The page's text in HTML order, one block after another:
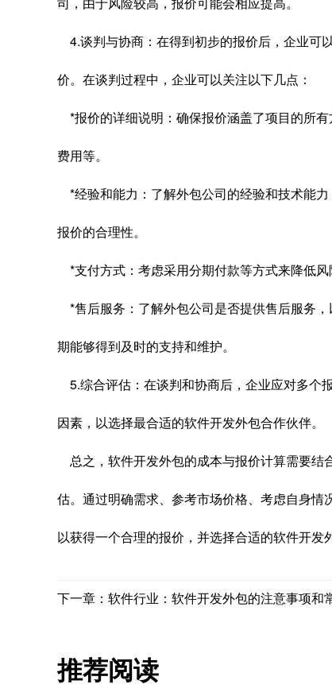
4.谈判与协商：在得到初步的报价后，企业可
价。在谈判过程中，企业可以关注以下几点：
*报价的详细说明：确保报价涵盖了项目的所
费用等。
*经验和能力：了解外包公司的经验和技术能
报价的合理性。
*支付方式：考虑采用分期付款等方式来降低风
*售后服务：了解外包公司是否提供售后服务
期能够得到及时的支持和维护。
5.综合评估：在谈判和协商后，企业应对多个
因素，以选择最合适的软件开发外包合作伙伴。
总之，软件开发外包的成本与报价计算需要结
估。通过明确需求、参考市场价格、考虑自身
以获得一个合理的报价，并选择合适的软件开发
下一章：软件行业：软件开发外包的注意事项和
推荐阅读